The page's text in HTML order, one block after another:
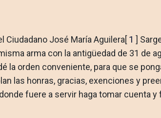
Ciudadano José María Aguilera[1 ]
arma con la antigüedad de 31 de
la orden conveniente, para que se
las honras, gracias, exenciones y
fuere a servir haga tomar cuenta